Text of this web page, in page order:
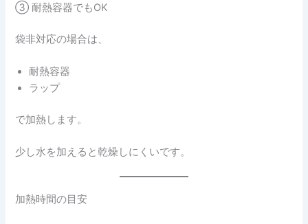
③ 耐熱容器でもOK
袋非対応の場合は、
耐熱容器
ラップ
で加熱します。
少し水を加えると乾燥しにくいです。
加熱時間の目安